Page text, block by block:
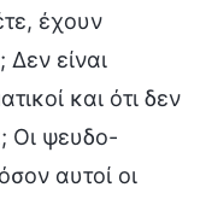
έχουν
είναι
και ότι δεν
Οι ψευδο-
αυτοί οι